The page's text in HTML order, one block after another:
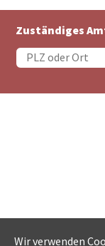
Zuständiges
Wir verwenden